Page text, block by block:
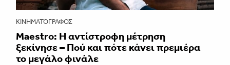
ΚΙΝΗΜΑΤΟΓΡΆΦΟΣ
Maestro: Η αντίστροφη μέτρηση
ξεκίνησε – Πού και πότε κάνει πρεμιέρα
το μεγάλο φινάλε